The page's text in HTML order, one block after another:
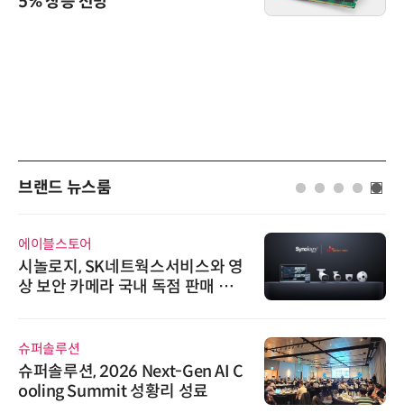
브랜드 뉴스룸
에이블스토어
시놀로지, SK네트웍스서비스와 영
상 보안 카메라 국내 독점 판매 파
슈퍼솔루션
슈퍼솔루션, 2026 Next-Gen AI C
ooling Summit 성황리 성료